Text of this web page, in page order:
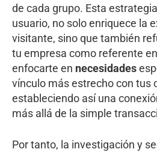
de cada grupo. Esta
usuario, no solo enriquece la
visitante, sino que también
tu empresa como referente
enfocarte en necesidades
vínculo más estrecho con tus
estableciendo así una
más allá de la simple
Por tanto, la investigación y